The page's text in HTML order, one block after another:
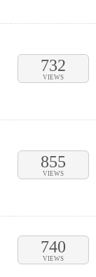
732
VIEWS
855
VIEWS
740
VIEWS